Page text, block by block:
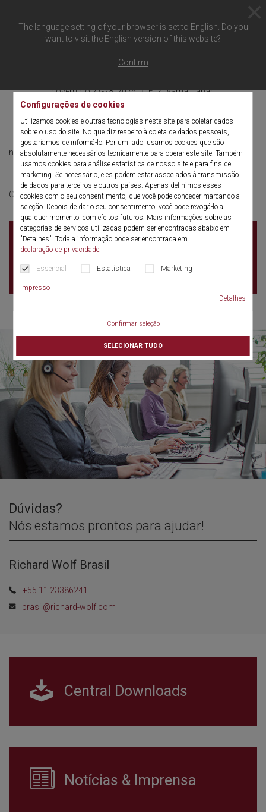
Configurações de cookies
Utilizamos cookies e outras tecnologias neste site para coletar dados
sobre o uso do site. No que diz respeito à coleta de dados pessoais,
gostaríamos de informá-lo. Por um lado, usamos cookies que são
absolutamente necessários tecnicamente para operar este site. Também
usamos cookies para análise estatística de nosso site e para fins de
marketing. Se necessário, eles podem estar associados à transmissão
de dados para terceiros e outros países. Apenas definimos esses
cookies com o seu consentimento, que você pode conceder marcando a
seleção. Depois de dar o seu consentimento, você pode revogá-lo a
qualquer momento, com efeitos futuros. Mais informações sobre as
categorias de serviços utilizadas podem ser encontradas abaixo em
"Detalhes". Toda a informação pode ser encontrada em
declaração de privacidade.
Essencial Estatística Marketing
Impresso
Detalhes
Confirmar seleção
SELECIONAR TUDO
The language setting of your browser is set to English. Do you
want to visit the English version of this website?
Confirm
novembro 27-28, 2026 Fukuyama, Japan
JASMETS
novembro 27-28, 2026 English
Click here for: More information
.
. Fukuyama
Dúvidas?
Nós estamos prontos para ajudar!
Richard Wolf Brasil
+55 11 23386241
brasil@richard-wolf.com
Central Downloads
Notícias & Imprensa